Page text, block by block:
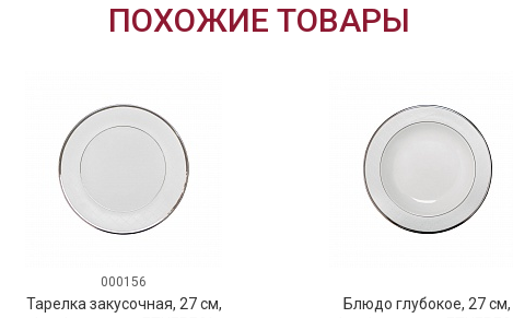
ПОХОЖИЕ ТОВАРЫ
000156
Тарелка закусочная, 27 см,
Блюдо глубокое, 27 см,